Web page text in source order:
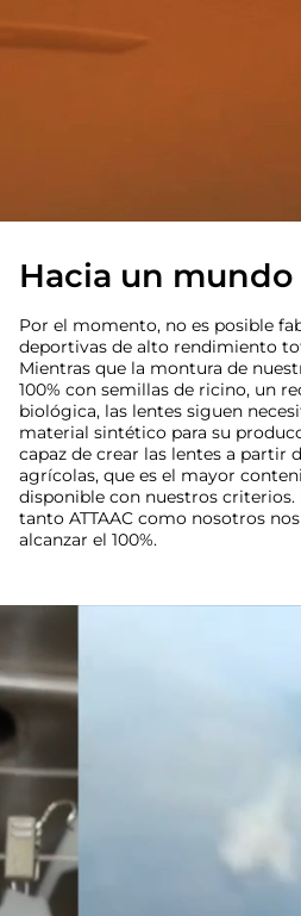
Hacia un
Por el momento, no es posible
deportivas de alto rendimiento
Mientras que la montura de
100% con semillas de ricino, un
biológica, las lentes siguen
material sintético para su
capaz de crear las lentes a partir
agrícolas, que es el mayor
disponible con nuestros criterios.
tanto ATTAAC como nosotros
alcanzar el 100%.